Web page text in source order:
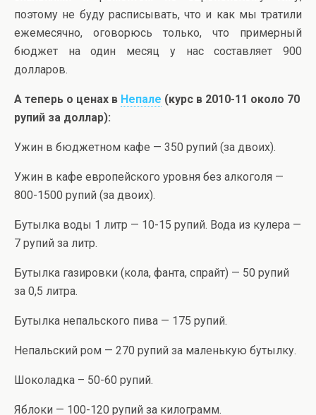
поэтому не буду расписывать, что и как мы тратили
ежемесячно, оговорюсь только, что примерный
бюджет на один месяц у нас составляет 900
долларов.
А теперь о ценах в Непале (курс в 2010-11 около 70
рупий за доллар):
Ужин в бюджетном кафе — 350 рупий (за двоих).
Ужин в кафе европейского уровня без алкоголя —
800-1500 рупий (за двоих).
Бутылка воды 1 литр — 10-15 рупий. Вода из кулера —
7 рупий за литр.
Бутылка газировки (кола, фанта, спрайт) — 50 рупий
за 0,5 литра.
Бутылка непальского пива — 175 рупий.
Непальский ром — 270 рупий за маленькую бутылку.
Шоколадка – 50-60 рупий.
Яблоки — 100-120 рупий за килограмм.